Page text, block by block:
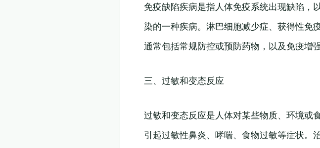
免疫缺陷疾病是指人体免疫系统出现缺陷，
染的一种疾病。淋巴细胞减少症、获得性免
通常包括常规防控或预防药物，以及免疫增强
三、过敏和变态反应
过敏和变态反应是人体对某些物质、环境或
引起过敏性鼻炎、哮喘、食物过敏等症状。